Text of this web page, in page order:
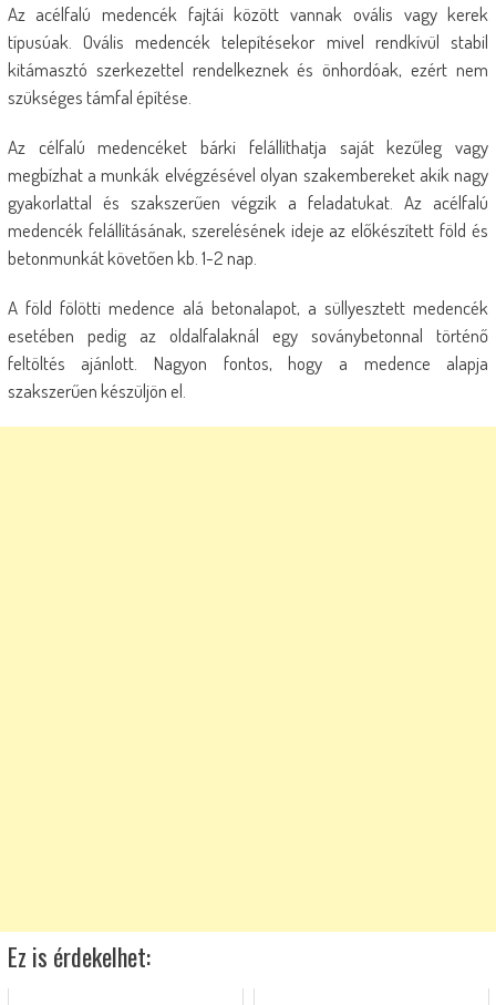
Az acélfalú medencék fajtái között vannak ovális vagy kerek
típusúak. Ovális medencék telepítésekor mivel rendkívül stabil
kitámasztó szerkezettel rendelkeznek és önhordóak, ezért nem
szükséges támfal építése.
Az célfalú medencéket bárki felállíthatja saját kezűleg vagy
megbízhat a munkák elvégzésével olyan szakembereket akik nagy
gyakorlattal és szakszerűen végzik a feladatukat. Az acélfalú
medencék felállításának, szerelésének ideje az előkészített föld és
betonmunkát követően kb. 1-2 nap.
A föld fölötti medence alá betonalapot, a süllyesztett medencék
esetében pedig az oldalfalaknál egy soványbetonnal történő
feltöltés ajánlott. Nagyon fontos, hogy a medence alapja
szakszerűen készüljön el.
Ez is érdekelhet: